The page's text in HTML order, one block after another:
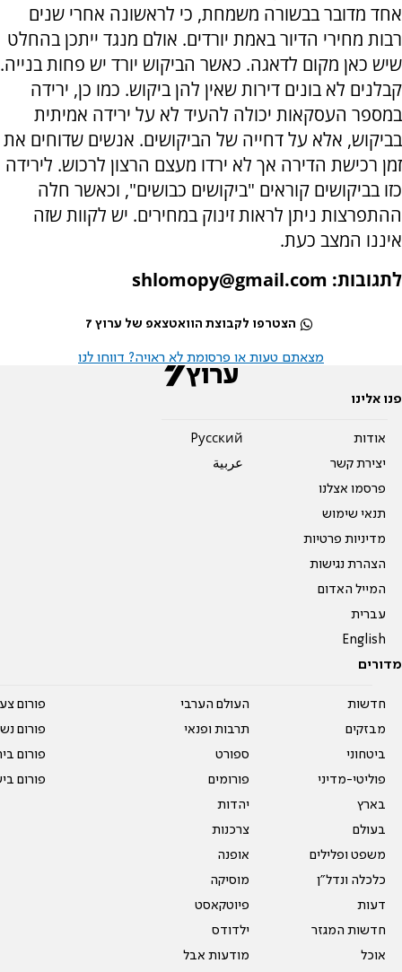
אחד מדובר בבשורה משמחת, כי לראשונה אחרי שנים
רבות מחירי הדיור באמת יורדים. אולם מנגד ייתכן בהחלט
שיש כאן מקום לדאגה. כאשר הביקוש יורד יש פחות בנייה.
קבלנים לא בונים דירות שאין להן ביקוש. כמו כן, ירידה
במספר העסקאות יכולה להעיד לא על ירידה אמיתית
בביקוש, אלא על דחייה של הביקושים. אנשים שדוחים את
זמן רכישת הדירה אך לא ירדו מעצם הרצון לרכוש. לירידה
כזו בביקושים קוראים "ביקושים כבושים", וכאשר חלה
ההתפרצות ניתן לראות זינוק במחירים. יש לקוות שזה
איננו המצב כעת.
לתגובות: shlomopy@gmail.com
הצטרפו לקבוצת הוואטצאפ של ערוץ 7
מצאתם טעות או פרסומת לא ראויה? דווחו לנו
פנו אלינו
אודות
יצירת קשר
פרסמו אצלנו
תנאי שימוש
מדיניות פרטיות
הצהרת נגישות
המייל האדום
עברית
English
Pусский
عربية
מדורים
חדשות
מבזקים
ביטחוני
פוליטי-מדיני
בארץ
בעולם
משפט ופלילים
כלכלה ונדל"ן
דעות
חדשות המגזר
אוכל
העולם הערבי
תרבות ופנאי
ספורט
פורומים
יהדות
צרכנות
אופנה
מוסיקה
פיוטקאסט
ילדודס
מודעות אבל
פורום
פורום
פורום
פורום